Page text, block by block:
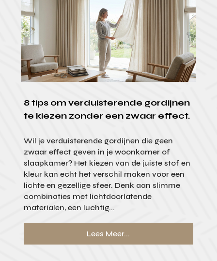
8 tips om verduisterende gordijnen
te kiezen zonder een zwaar effect.
Wil je verduisterende gordijnen die geen
zwaar effect geven in je woonkamer of
slaapkamer? Het kiezen van de juiste stof en
kleur kan echt het verschil maken voor een
lichte en gezellige sfeer. Denk aan slimme
combinaties met lichtdoorlatende
materialen, een luchtig...
Lees Meer...